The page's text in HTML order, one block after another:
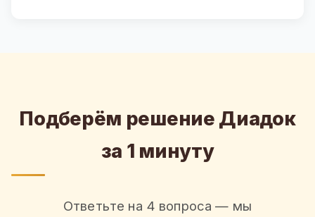
Подберём решение Диадок
за 1 минуту
Ответьте на 4 вопроса — мы